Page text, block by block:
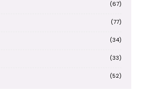
(67)
(77)
(34)
(33)
(52)